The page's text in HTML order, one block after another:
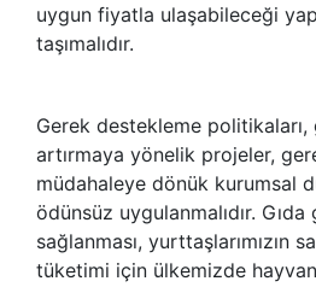
uygun fiyatla ulaşabileceği
taşımalıdır.
Gerek destekleme
artırmaya yönelik projeler,
müdahaleye dönük kurumsal
ödünsüz uygulanmalıdır.
sağlanması, yurttaşlarımızın
tüketimi için ülkemizde